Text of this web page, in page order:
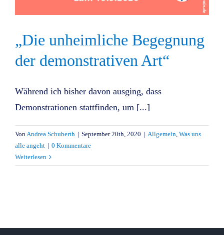
„Die unheimliche Begegnung
der demonstrativen Art“
Während ich bisher davon ausging, dass
Demonstrationen stattfinden, um [...]
Von Andrea Schuberth | September 20th, 2020 | Allgemein Was uns
alle angeht | 0 Kommentare
Weiterlesen